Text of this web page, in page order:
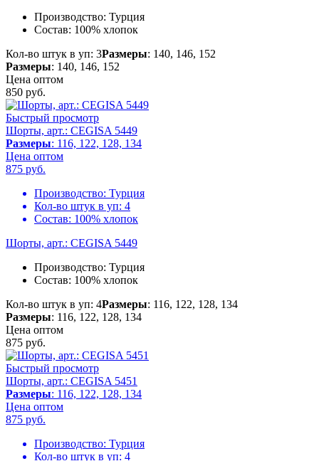
Производство: Турция
Состав: 100% хлопок
Кол-во штук в уп: 3Размеры: 140, 146, 152
Размеры: 140, 146, 152
Цена оптом
850 руб.
Быстрый просмотр
Шорты, арт.: CEGISA 5449
Размеры: 116, 122, 128, 134
Цена оптом
875 руб.
Производство: Турция
Кол-во штук в уп: 4
Состав: 100% хлопок
Шорты, арт.: CEGISA 5449
Производство: Турция
Состав: 100% хлопок
Кол-во штук в уп: 4Размеры: 116, 122, 128, 134
Размеры: 116, 122, 128, 134
Цена оптом
875 руб.
Быстрый просмотр
Шорты, арт.: CEGISA 5451
Размеры: 116, 122, 128, 134
Цена оптом
875 руб.
Производство: Турция
Кол-во штук в уп: 4